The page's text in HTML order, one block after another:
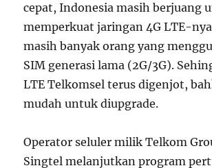
cepat, Indonesia masih berjuang
memperkuat jaringan 4G LTE-
masih banyak orang yang
SIM generasi lama (2G/3G).
LTE Telkomsel terus digenjot,
mudah untuk diupgrade.
Operator seluler milik Telkom
Singtel melanjutkan program